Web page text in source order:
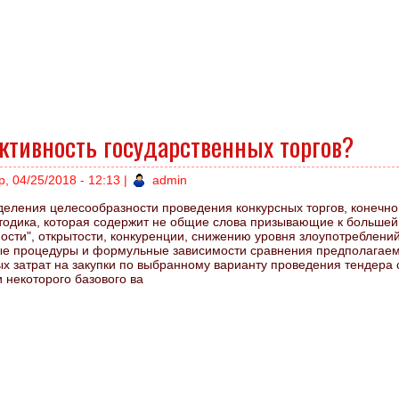
государственных торгов?
04/25/2018 - 12:13 |
admin
целесообразности проведения конкурсных торгов,
которая содержит не общие слова призывающие к большей
открытости, конкуренции, снижению уровня
процедуры и формульные зависимости сравнения
затрат на закупки по выбранному варианту проведения тендера
некоторого базового ва